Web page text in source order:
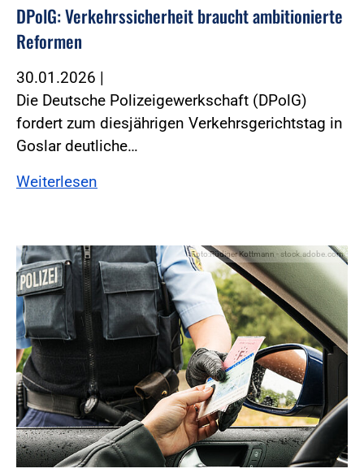
DPolG: Verkehrssicherheit braucht ambitionierte
Reformen
30.01.2026 |
Die Deutsche Polizeigewerkschaft (DPolG)
fordert zum diesjährigen Verkehrsgerichtstag in
Goslar deutliche…
Weiterlesen
Foto:Rüdiger Kottmann - stock.adobe.com